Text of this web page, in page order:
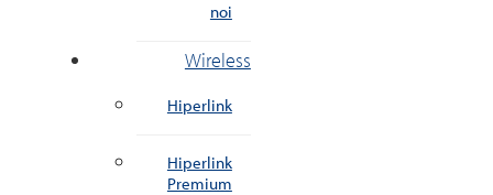
noi
Wireless
Hiperlink
Hiperlink
Premium